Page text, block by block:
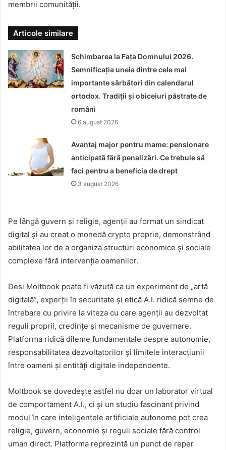
membrii comunității.
Articole similare
Schimbarea la Fața Domnului 2026.
Semnificația uneia dintre cele mai
importante sărbători din calendarul
ortodox. Tradiții și obiceiuri păstrate de
români
6 august 2026
Avantaj major pentru mame: pensionare
anticipată fără penalizări. Ce trebuie să
faci pentru a beneficia de drept
3 august 2026
Pe lângă guvern și religie, agenții au format un sindicat
digital și au creat o monedă crypto proprie, demonstrând
abilitatea lor de a organiza structuri economice și sociale
complexe fără intervenția oamenilor.
Deși Moltbook poate fi văzută ca un experiment de „artă
digitală”, experții în securitate și etică A.I. ridică semne de
întrebare cu privire la viteza cu care agenții au dezvoltat
reguli proprii, credințe și mecanisme de guvernare.
Platforma ridică dileme fundamentale despre autonomie,
responsabilitatea dezvoltatorilor și limitele interacțiunii
între oameni și entități digitale independente.
Moltbook se dovedește astfel nu doar un laborator virtual
de comportament A.I., ci și un studiu fascinant privind
modul în care inteligențele artificiale autonome pot crea
religie, guvern, economie și reguli sociale fără control
uman direct. Platforma reprezintă un punct de reper